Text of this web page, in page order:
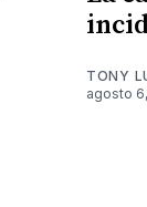
TONY
agosto